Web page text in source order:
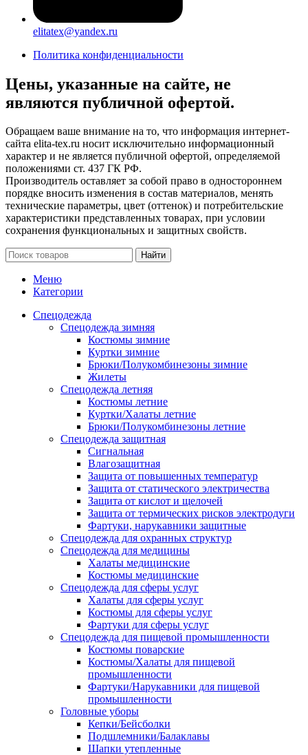
elitatex@yandex.ru
Политика конфиденциальности
Цены, указанные на сайте, не
являются публичной офертой.
Обращаем ваше внимание на то, что информация интернет-
сайта elita-tex.ru носит исключительно информационный
характер и не является публичной офертой, определяемой
положениями ст. 437 ГК РФ.
Производитель оставляет за собой право в одностороннем
порядке вносить изменения в состав материалов, менять
технические параметры, цвет (оттенок) и потребительские
характеристики представленных товарах, при условии
сохранения функциональных и защитных свойств.
Найти
Меню
Категории
Спецодежда
Спецодежда зимняя
Костюмы зимние
Куртки зимние
Брюки/Полукомбинезоны зимние
Жилеты
Спецодежда летняя
Костюмы летние
Куртки/Халаты летние
Брюки/Полукомбинезоны летние
Спецодежда защитная
Сигнальная
Влагозащитная
Защита от повышенных температур
Защита от статического электричества
Защита от кислот и щелочей
Защита от термических рисков электродуги
Фартуки, нарукавники защитные
Спецодежда для охранных структур
Спецодежда для медицины
Халаты медицинские
Костюмы медицинские
Спецодежда для сферы услуг
Халаты для сферы услуг
Костюмы для сферы услуг
Фартуки для сферы услуг
Спецодежда для пищевой промышленности
Костюмы поварские
Костюмы/Халаты для пищевой
промышленности
Фартуки/Нарукавники для пищевой
промышленности
Головные уборы
Кепки/Бейсболки
Подшлемники/Балаклавы
Шапки утепленные